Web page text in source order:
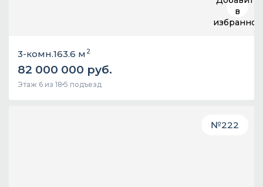
3-комн.163.6 м 2
82 000 000 руб.
Этаж 6 из 18 5 подъезд
№222